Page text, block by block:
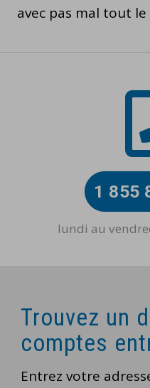
avec pas mal tout le
1 855
lundi au
Trouvez un
comptes
Entrez votre